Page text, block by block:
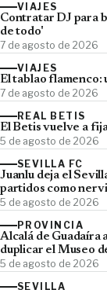
VIAJES
Contratar DJ para
de todo'
7 de agosto de 2026
VIAJES
El tablao flamenco:
7 de agosto de 2026
REAL BETIS
El Betis vuelve a
5 de agosto de 2026
SEVILLA FC
Juanlu deja el
partidos como
5 de agosto de 2026
PROVINCIA
Alcalá de Guadaíra
duplicar el Museo
5 de agosto de 2026
SEVILLA